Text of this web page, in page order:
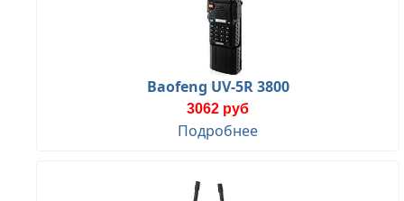
Baofeng UV-5R 3800
3062 руб
Подробнее